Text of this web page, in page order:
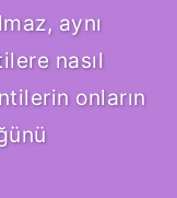
aynı
nasıl
onların